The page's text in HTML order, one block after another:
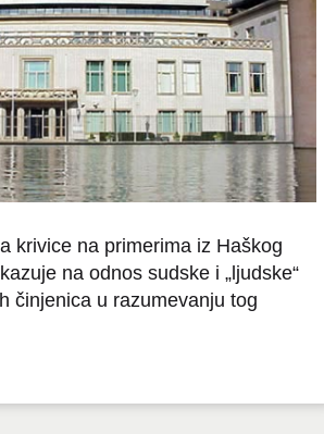
krivice na primerima iz Haškog
na odnos sudske i „ljudske“
činjenica u razumevanju tog